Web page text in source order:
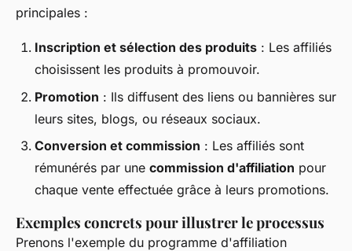
principales :
Inscription et sélection des produits : Les affiliés
choisissent les produits à promouvoir.
Promotion : Ils diffusent des liens ou bannières sur
leurs sites, blogs, ou réseaux sociaux.
Conversion et commission : Les affiliés sont
rémunérés par une commission d'affiliation pour
chaque vente effectuée grâce à leurs promotions.
Exemples concrets pour illustrer le processus
Prenons l'exemple du programme d'affiliation